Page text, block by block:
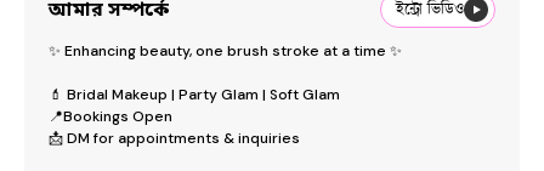
আমার সম্পর্কে ইন্ট্রো ভিডিও
✨ Enhancing beauty, one brush stroke at a time ✨
💄 Bridal Makeup | Party Glam | Soft Glam
📍Bookings Open
📩 DM for appointments & inquiries